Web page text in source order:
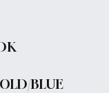
BLUE